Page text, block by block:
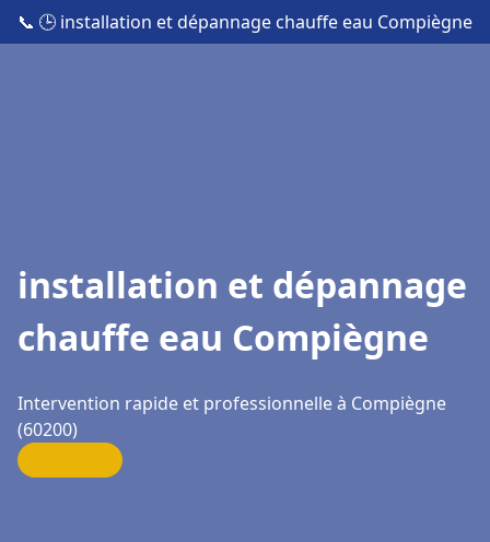
📞 🕒 installation et dépannage chauffe eau Compiègne
installation et dépannage
chauffe eau Compiègne
Intervention rapide et professionnelle à Compiègne
(60200)